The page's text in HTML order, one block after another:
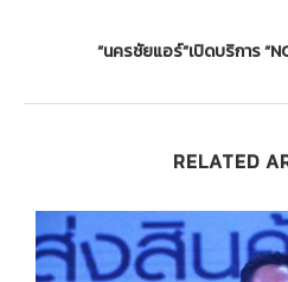
“นครชัยแอร์”เปิดบริการ
RELATED